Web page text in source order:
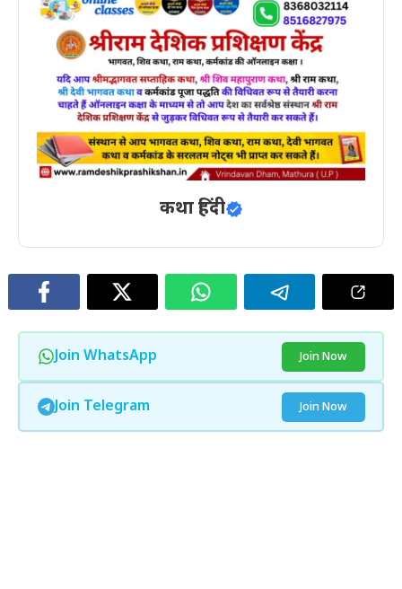
कथा हिंदी
Join WhatsApp Join Now
Join Telegram Join Now